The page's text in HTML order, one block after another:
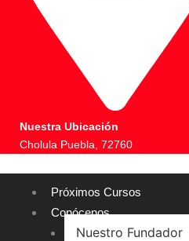
Nuestra Ubicación
Cholula Puebla, 72760
Próximos Cursos
Conócenos
Nuestro Fundador